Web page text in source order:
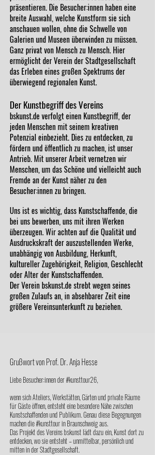
präsentieren. Die Besucher:innen haben eine
breite Auswahl, welche Kunstform sie sich
anschauen wollen, ohne die Schwelle von
Galerien und Museen überwinden zu müssen.
Ganz privat von Mensch zu Mensch. Hier
ermöglicht der Verein der Stadtgesellschaft
das Erleben eines großen Spektrums der
überwiegend regionalen Kunst.
Der Kunstbegriff des Vereins
bskunst.de verfolgt einen Kunstbegriff, der
jeden Menschen mit seinem kreativen
Potenzial einbezieht. Dies zu entdecken, zu
fördern und öffentlich zu machen, ist unser
Antrieb. Mit unserer Arbeit vernetzen wir
Menschen, um das Schöne und vielleicht auch
Fremde an der Kunst näher zu den
Besucher:innen zu bringen.
Uns ist es wichtig, dass Kunstschaffende, die
bei uns bewerben, uns mit ihren Werken
überzeugen. Wir achten auf die Qualität und
Ausdruckskraft der auszustellenden Werke,
unabhängig von Ausbildung, Herkunft,
kultureller Zugehörigkeit, Religion, Geschlecht
oder Alter der Kunstschaffenden.
Der Verein bskunst.de strebt wegen seines
großen Zulaufs an, in absehbarer Zeit eine
größere Vereinsunterkunft zu beziehen.
Grußwort von Prof. Dr. Anja Hesse
Liebe Besucher:innen der #kunsttour26,
wenn sich Ateliers, Werkstätten, Gärten und private Räume
für Gäste öffnen, entsteht eine besondere Nähe zwischen
Kunstschaffenden und Publikum. Genau diese Begegnungen
machen die #kunsttour in Braunschweig aus.
Das Projekt des Vereins bskunst lädt dazu ein, Kunst dort zu
entdecken, wo sie entsteht – unmittelbar, persönlich und
mitten in der Stadtgesellschaft.